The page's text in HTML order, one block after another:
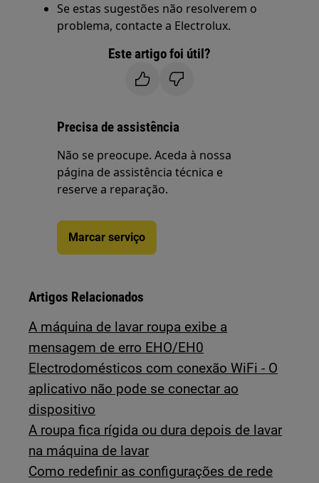
Se estas sugestões não resolverem o
problema, contacte a Electrolux.
Este artigo foi útil?
Precisa de assistência
Não se preocupe. Aceda à nossa
página de assistência técnica e
reserve a reparação.
Marcar serviço
Artigos Relacionados
A máquina de lavar roupa exibe a
mensagem de erro EHO/EH0
Electrodomésticos com conexão WiFi - O
aplicativo não pode se conectar ao
dispositivo
A roupa fica rígida ou dura depois de lavar
na máquina de lavar
Como redefinir as configurações de rede